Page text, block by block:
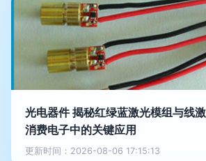
光电器件 揭秘红绿蓝激光模组与线
消费电子中的关键应用
更新时间：2026-08-06 17:15:13